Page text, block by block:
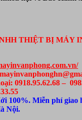
THIỆT BỊ MÁY
0918.95.62.68 –
100%. Miễn phí giao
Nội.